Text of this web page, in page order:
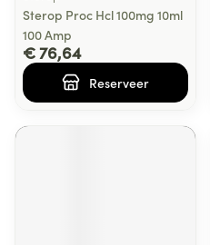
Sterop Proc Hcl 100mg 10ml
100 Amp
€ 76,64
Reserveer